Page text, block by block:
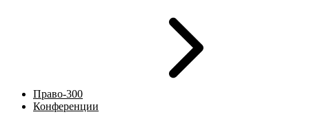
Право-300
Конференции